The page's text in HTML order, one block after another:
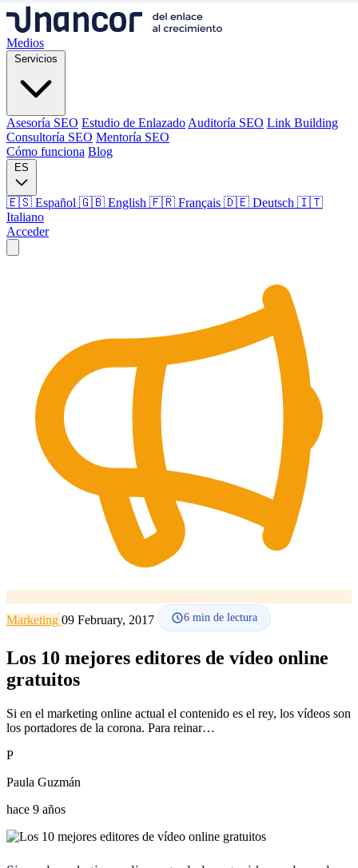
Medios
Servicios
Asesoría SEO Estudio de Enlazado Auditoría SEO Link Building
Consultoría SEO Mentoría SEO
Cómo funciona Blog
ES
🇪🇸 Español 🇬🇧 English 🇫🇷 Français 🇩🇪 Deutsch 🇮🇹
Italiano
Acceder
Estudio de Enlazado Auditoría SEO Link Building
Consultoría SEO
Cómo funciona
Blog
Idioma
🇪🇸 ES
🇬🇧 EN 🇫🇷 FR 🇩🇪 DE
Acceder
Marketing 09 February, 2017 6 min de lectura
Los 10 mejores editores de vídeo online
gratuitos
Si en el marketing online actual el contenido es el rey, los vídeos son
los portadores de la corona. Para reinar…
P
Paula Guzmán
hace 9 años